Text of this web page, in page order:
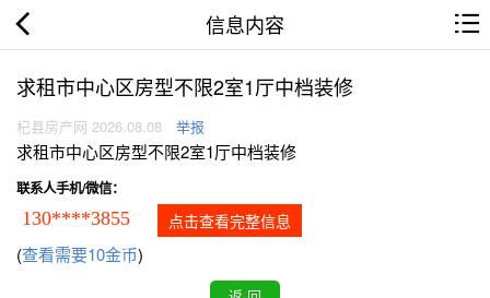
信息内容
求租市中心区房型不限2室1厅中档装修
杞县房产网 2026.08.08 举报
求租市中心区房型不限2室1厅中档装修
联系人手机/微信：
130****3855 点击查看完整信息
(查看需要10金币)